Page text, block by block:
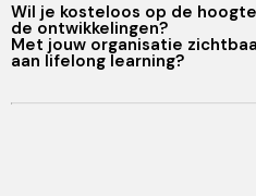
Wil je kosteloos op de
de ontwikkelingen?
Met jouw organisatie
aan lifelong learning?